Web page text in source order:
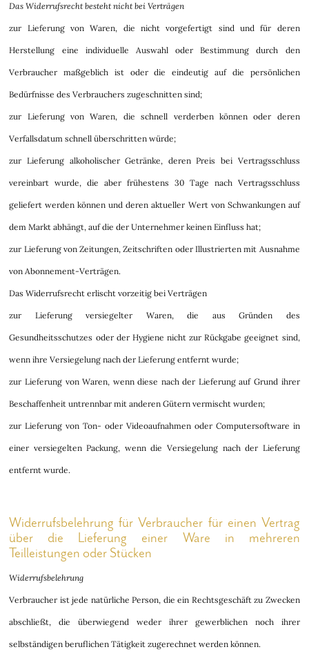
Das Widerrufsrecht besteht nicht bei Verträgen
zur Lieferung von Waren, die nicht vorgefertigt sind und für deren
Herstellung eine individuelle Auswahl oder Bestimmung durch den
Verbraucher maßgeblich ist oder die eindeutig auf die persönlichen
Bedürfnisse des Verbrauchers zugeschnitten sind;
zur Lieferung von Waren, die schnell verderben können oder deren
Verfallsdatum schnell überschritten würde;
zur Lieferung alkoholischer Getränke, deren Preis bei Vertragsschluss
vereinbart wurde, die aber frühestens 30 Tage nach Vertragsschluss
geliefert werden können und deren aktueller Wert von Schwankungen auf
dem Markt abhängt, auf die der Unternehmer keinen Einfluss hat;
zur Lieferung von Zeitungen, Zeitschriften oder Illustrierten mit Ausnahme
von Abonnement-Verträgen.
Das Widerrufsrecht erlischt vorzeitig bei Verträgen
zur Lieferung versiegelter Waren, die aus Gründen des
Gesundheitsschutzes oder der Hygiene nicht zur Rückgabe geeignet sind,
wenn ihre Versiegelung nach der Lieferung entfernt wurde;
zur Lieferung von Waren, wenn diese nach der Lieferung auf Grund ihrer
Beschaffenheit untrennbar mit anderen Gütern vermischt wurden;
zur Lieferung von Ton- oder Videoaufnahmen oder Computersoftware in
einer versiegelten Packung, wenn die Versiegelung nach der Lieferung
entfernt wurde.
Widerrufsbelehrung für Verbraucher für einen Vertrag
über die Lieferung einer Ware in mehreren
Teilleistungen oder Stücken
Widerrufsbelehrung
Verbraucher ist jede natürliche Person, die ein Rechtsgeschäft zu Zwecken
abschließt, die überwiegend weder ihrer gewerblichen noch ihrer
selbständigen beruflichen Tätigkeit zugerechnet werden können.